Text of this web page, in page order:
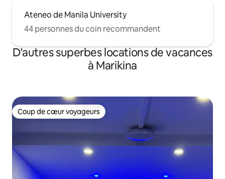
Ateneo de Manila University
44 personnes du coin recommandent
D'autres superbes locations de vacances
à Marikina
Coup de cœur voyageurs
Coup de cœur voyageurs